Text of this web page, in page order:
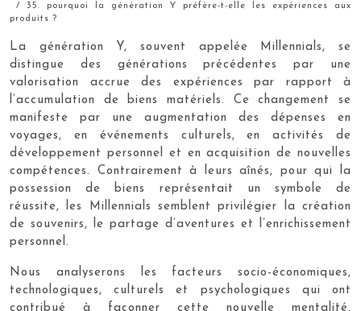
/ 35. pourquoi la génération Y préfère-t-elle les expériences aux
produits ?
La génération Y, souvent appelée Millennials, se
distingue des générations précédentes par une
valorisation accrue des expériences par rapport à
l’accumulation de biens matériels. Ce changement se
manifeste par une augmentation des dépenses en
voyages, en événements culturels, en activités de
développement personnel et en acquisition de nouvelles
compétences. Contrairement à leurs aînés, pour qui la
possession de biens représentait un symbole de
réussite, les Millennials semblent privilégier la création
de souvenirs, le partage d’aventures et l’enrichissement
personnel.
Nous analyserons les facteurs socio-économiques,
technologiques, culturels et psychologiques qui ont
contribué à façonner cette nouvelle mentalité.